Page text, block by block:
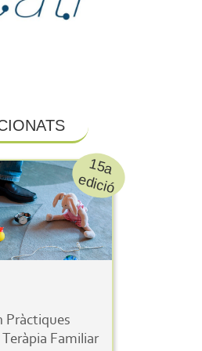
1
5
a
e
d
ic
ió
Pràctiques
Familiar